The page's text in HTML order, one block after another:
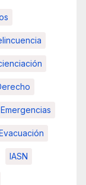
Emergencias
IASN